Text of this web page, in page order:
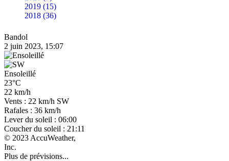
2019 (15)
2018 (36)
Bandol
2 juin 2023, 15:07
Ensoleillé
23°C
22 km/h
Vents : 22 km/h SW
Rafales : 36 km/h
Lever du soleil : 06:00
Coucher du soleil : 21:11
© 2023 AccuWeather,
Inc.
Plus de prévisions...